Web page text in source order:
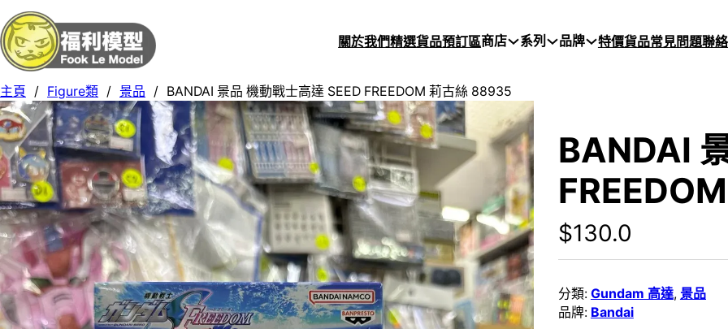
關於我們精選貨品預訂區商店 系列 品牌 特價貨品常見問題聯
主頁 / Figure類 / 景品 / BANDAI 景品 機動戰士高達 SEED FREEDOM 莉古絲 88935
BANDAI
$130.0
分類: Gundam 高達, 景品
品牌: Bandai